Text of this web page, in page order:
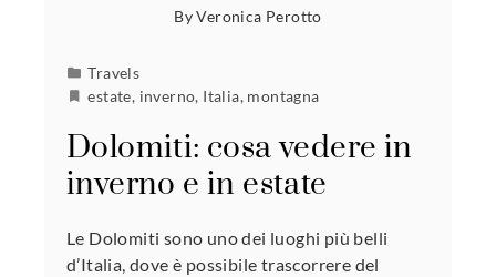
ByVeronica Perotto
Travels
estate, inverno, Italia, montagna
Dolomiti: cosa vedere in
inverno e in estate
Le Dolomiti sono uno dei luoghi più belli
d’Italia, dove è possibile trascorrere del